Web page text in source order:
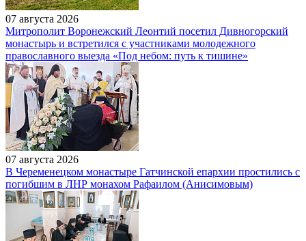
07 августа 2026
Митрополит Воронежский Леонтий посетил Дивногорский
монастырь и встретился с участниками молодежного
православного выезда «Под небом: путь к тишине»
07 августа 2026
В Череменецком монастыре Гатчинской епархии простились с
погибшим в ЛНР монахом Рафаилом (Анисимовым)